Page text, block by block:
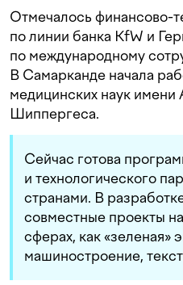
Отмечалось финансово-
по линии банка KfW и
по международному
В Самарканде начала
медицинских наук имени
Шиппергеса.
Сейчас готова
и технологического
странами. В
совместные проекты
сферах, как «зеленая»
машиностроение,